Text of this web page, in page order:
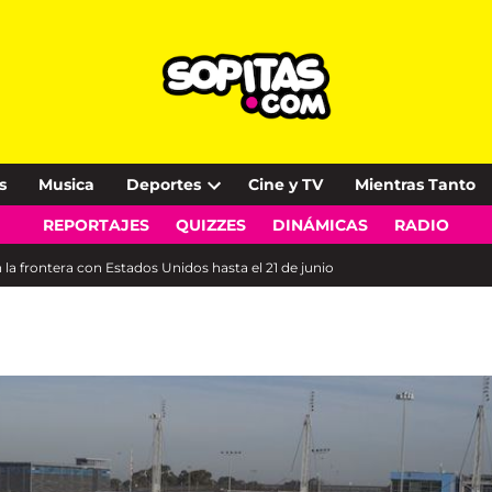
Musica Deportes
Open
dropdown
Cine y TV Mientras Tanto
REPORTAJES QUIZZES DINÁMICAS RADIO
frontera con Estados Unidos hasta el 21 de junio